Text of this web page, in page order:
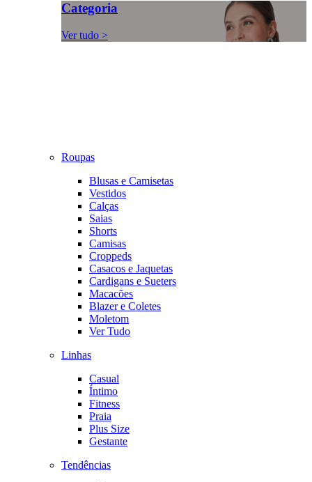
Categoria
Ver tudo >
Roupas
Blusas e Camisetas
Vestidos
Calças
Saias
Shorts
Camisas
Croppeds
Casacos e Jaquetas
Cardigans e Sueters
Macacões
Blazer e Coletes
Moletom
Ver Tudo
Linhas
Casual
Íntimo
Fitness
Praia
Plus Size
Gestante
Tendências